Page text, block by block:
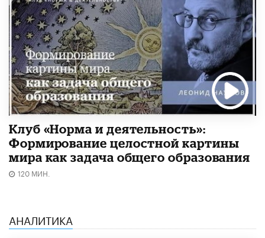
Клуб «Норма и деятельность»:
Формирование целостной картины
мира как задача общего образования
120 МИН.
АНАЛИТИКА